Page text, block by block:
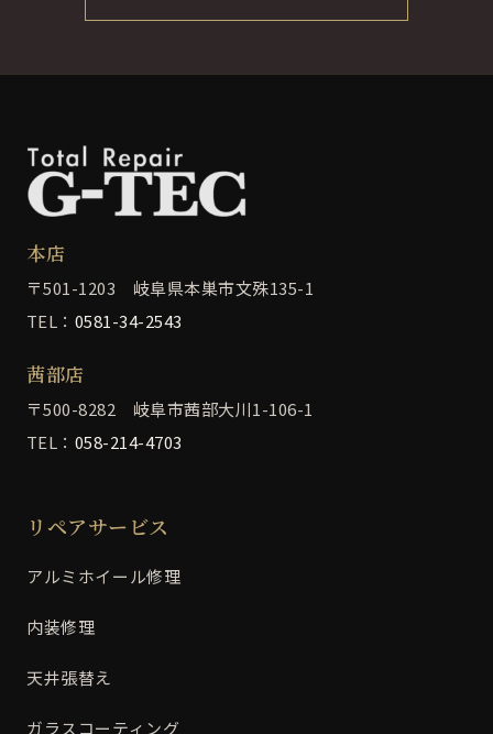
本店
〒501-1203 岐阜県本巣市文殊135-1
TEL： 0581-34-2543
茜部店
〒500-8282 岐阜市茜部大川1-106-1
TEL： 058-214-4703
リペアサービス
アルミホイール修理
内装修理
天井張替え
ガラスコーティング